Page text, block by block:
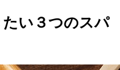
い３つのスパ